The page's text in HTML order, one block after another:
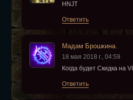
HNJT
Ответить
Мадам Брошкина.
18 мая 2018 г., 04:59
Когда будет Скидка на
Ответить